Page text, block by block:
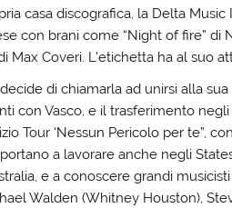
casa discografica, la Delta
con brani come “Night of fire”
Max Coveri. L’etichetta ha al
di chiamarla ad unirsi alla
con Vasco, e il trasferimento
Tour ‘Nessun Pericolo per te”,
a lavorare anche negli
e a conoscere grandi
Walden (Whitney Houston),